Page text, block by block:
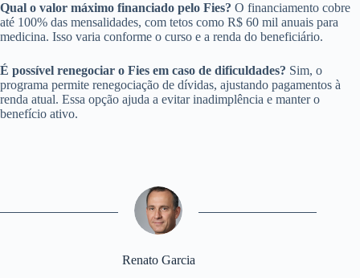
Qual o valor máximo financiado pelo Fies? O financiamento cobre
até 100% das mensalidades, com tetos como R$ 60 mil anuais para
medicina. Isso varia conforme o curso e a renda do beneficiário.
É possível renegociar o Fies em caso de dificuldades? Sim, o
programa permite renegociação de dívidas, ajustando pagamentos à
renda atual. Essa opção ajuda a evitar inadimplência e manter o
benefício ativo.
Renato Garcia